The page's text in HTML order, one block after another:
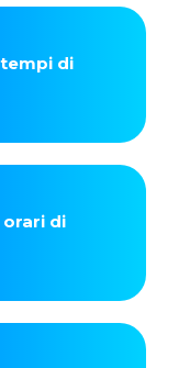
di
orari di